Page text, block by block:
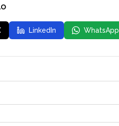
LinkedIn WhatsApp